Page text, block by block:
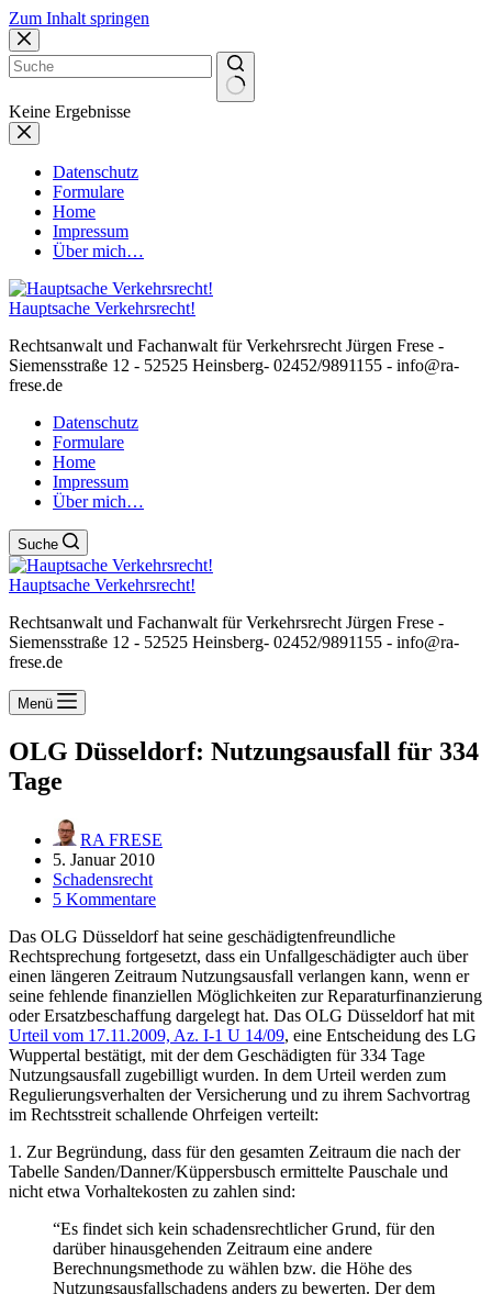
Zum Inhalt springen
Keine Ergebnisse
Datenschutz
Formulare
Home
Impressum
Über mich…
Hauptsache Verkehrsrecht!
Rechtsanwalt und Fachanwalt für Verkehrsrecht Jürgen Frese -
Siemensstraße 12 - 52525 Heinsberg- 02452/9891155 - info@ra-
frese.de
Datenschutz
Formulare
Home
Impressum
Über mich…
Suche
Hauptsache Verkehrsrecht!
Rechtsanwalt und Fachanwalt für Verkehrsrecht Jürgen Frese -
Siemensstraße 12 - 52525 Heinsberg- 02452/9891155 - info@ra-
frese.de
Menü
OLG Düsseldorf: Nutzungsausfall für 334
Tage
RA FRESE
5. Januar 2010
Schadensrecht
5 Kommentare
Das OLG Düsseldorf hat seine geschädigtenfreundliche
Rechtsprechung fortgesetzt, dass ein Unfallgeschädigter auch über
einen längeren Zeitraum Nutzungsausfall verlangen kann, wenn er
seine fehlende finanziellen Möglichkeiten zur Reparaturfinanzierung
oder Ersatzbeschaffung dargelegt hat. Das OLG Düsseldorf hat mit
Urteil vom 17.11.2009, Az. I-1 U 14/09, eine Entscheidung des LG
Wuppertal bestätigt, mit der dem Geschädigten für 334 Tage
Nutzungsausfall zugebilligt wurden. In dem Urteil werden zum
Regulierungsverhalten der Versicherung und zu ihrem Sachvortrag
im Rechtsstreit schallende Ohrfeigen verteilt:
1. Zur Begründung, dass für den gesamten Zeitraum die nach der
Tabelle Sanden/Danner/Küppersbusch ermittelte Pauschale und
nicht etwa Vorhaltekosten zu zahlen sind:
“Es findet sich kein schadensrechtlicher Grund, für den
darüber hinausgehenden Zeitraum eine andere
Berechnungsmethode zu wählen bzw. die Höhe des
Nutzungsausfallschadens anders zu bewerten. Der dem